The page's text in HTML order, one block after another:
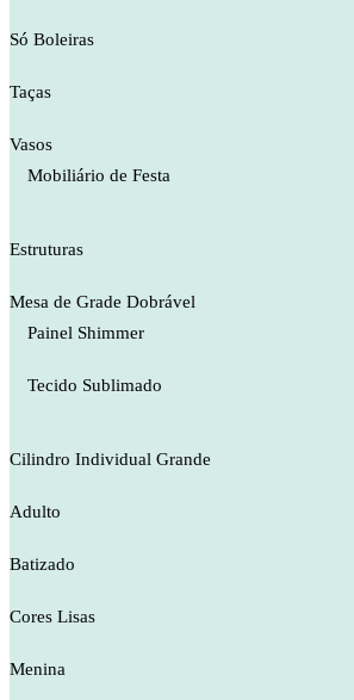
Só Boleiras
Taças
Vasos
Mobiliário de Festa
Estruturas
Mesa de Grade Dobrável
Painel Shimmer
Tecido Sublimado
Cilindro Individual Grande
Adulto
Batizado
Cores Lisas
Menina